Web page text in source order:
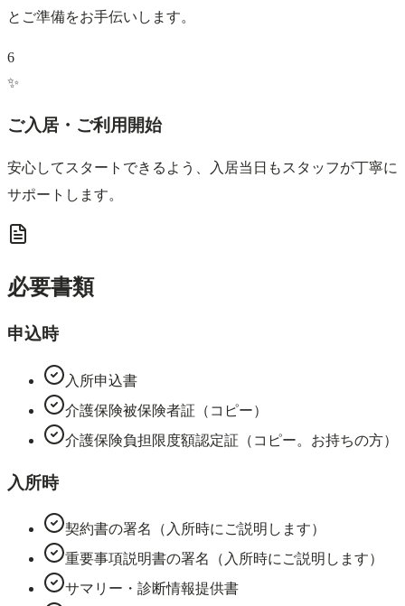
とご準備をお手伝いします。
6
✨
ご入居・ご利用開始
安心してスタートできるよう、入居当日もスタッフが丁寧に
サポートします。
必要書類
申込時
入所申込書
介護保険被保険者証（コピー）
介護保険負担限度額認定証（コピー。お持ちの方）
入所時
契約書の署名（入所時にご説明します）
重要事項説明書の署名（入所時にご説明します）
サマリー・診断情報提供書